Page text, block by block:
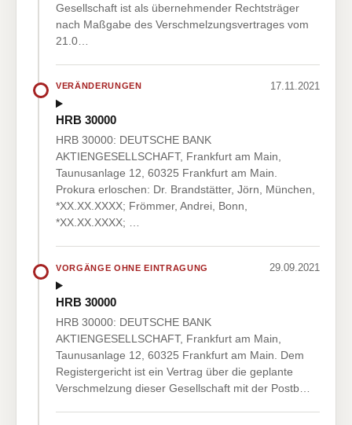
Gesellschaft ist als übernehmender Rechtsträger
nach Maßgabe des Verschmelzungsvertrages vom
21.0…
VERÄNDERUNGEN 17.11.2021
HRB 30000
HRB 30000: DEUTSCHE BANK
AKTIENGESELLSCHAFT, Frankfurt am Main,
Taunusanlage 12, 60325 Frankfurt am Main.
Prokura erloschen: Dr. Brandstätter, Jörn, München,
*XX.XX.XXXX; Frömmer, Andrei, Bonn,
*XX.XX.XXXX; …
VORGÄNGE OHNE EINTRAGUNG 29.09.2021
HRB 30000
HRB 30000: DEUTSCHE BANK
AKTIENGESELLSCHAFT, Frankfurt am Main,
Taunusanlage 12, 60325 Frankfurt am Main. Dem
Registergericht ist ein Vertrag über die geplante
Verschmelzung dieser Gesellschaft mit der Postb…